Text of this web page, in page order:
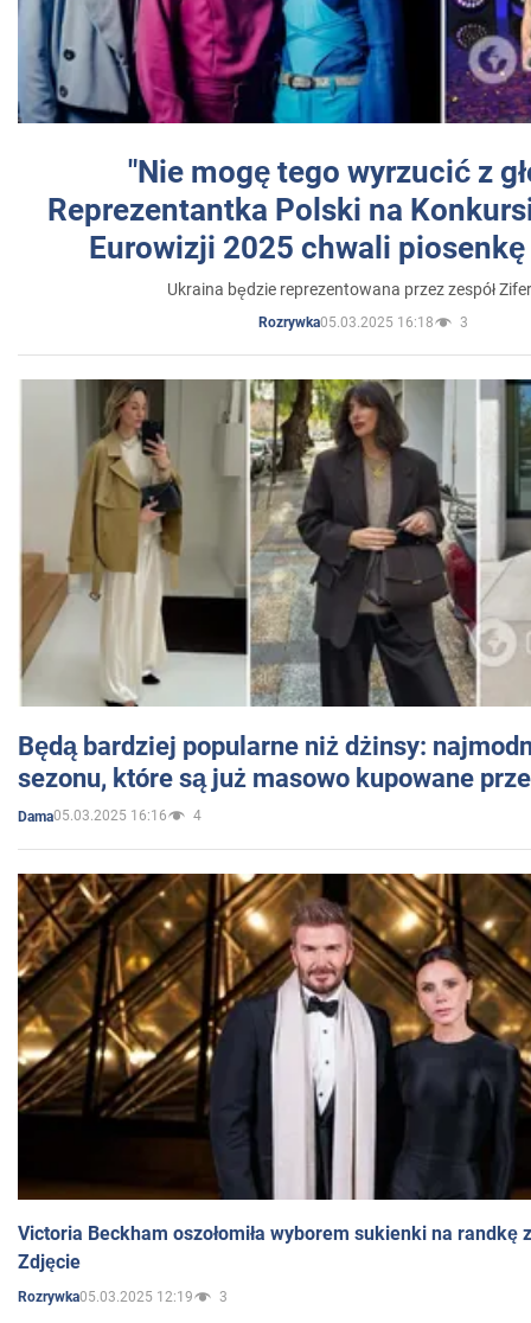
"Nie mogę tego wyrzucić z
Reprezentantka Polski na
Eurowizji 2025 chwali
Ukraina będzie reprezentowana przez zespół
Rozrywka05.03.2025 16:18 3
Będą bardziej popularne niż dżinsy:
sezonu, które są już masowo kupowane
Dama05.03.2025 16:16 4
Victoria Beckham oszołomiła wyborem sukienki na randkę
Zdjęcie
Rozrywka05.03.2025 12:19 3